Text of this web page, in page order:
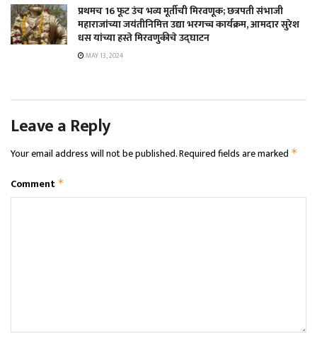
प्रथमच 16 फूट उंच भव्य मूर्तीची मिरवणूक; छत्रपती संभाजी
महाराजांच्या जयंतीनिमित्त उद्या भरगच्च कार्यक्रम, आमदार सुरेश
धस यांच्या हस्ते मिरवणुकीचे उद्घाटन
MAY 13, 2024
Leave a Reply
Your email address will not be published.Required fields are marked *
Comment *